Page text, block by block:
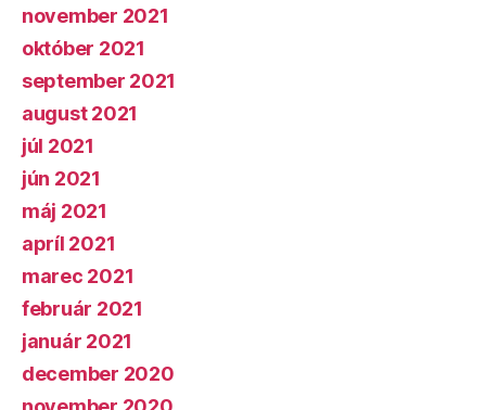
november 2021
október 2021
september 2021
august 2021
júl 2021
jún 2021
máj 2021
apríl 2021
marec 2021
február 2021
január 2021
december 2020